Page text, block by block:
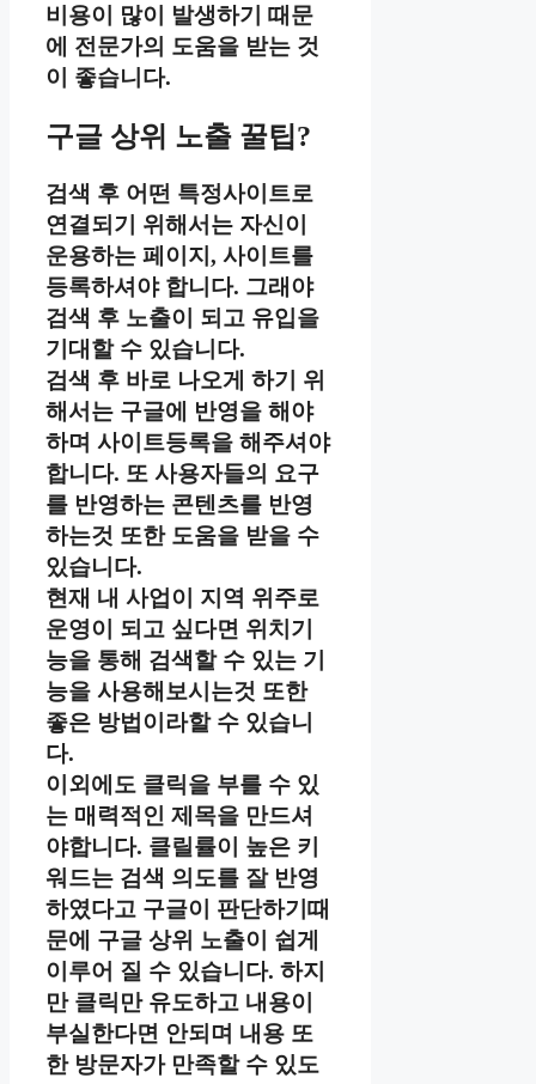
비용이 많이 발생하기 때문
에 전문가의 도움을 받는 것
이 좋습니다.
구글 상위 노출 꿀팁?
검색 후 어떤 특정사이트로
연결되기 위해서는 자신이
운용하는 페이지, 사이트를
등록하셔야 합니다. 그래야
검색 후 노출이 되고 유입을
기대할 수 있습니다.
검색 후 바로 나오게 하기 위
해서는 구글에 반영을 해야
하며 사이트등록을 해주셔야
합니다. 또 사용자들의 요구
를 반영하는 콘텐츠를 반영
하는것 또한 도움을 받을 수
있습니다.
현재 내 사업이 지역 위주로
운영이 되고 싶다면 위치기
능을 통해 검색할 수 있는 기
능을 사용해보시는것 또한
좋은 방법이라할 수 있습니
다.
이외에도 클릭을 부를 수 있
는 매력적인 제목을 만드셔
야합니다. 클릴률이 높은 키
워드는 검색 의도를 잘 반영
하였다고 구글이 판단하기때
문에 구글 상위 노출이 쉽게
이루어 질 수 있습니다. 하지
만 클릭만 유도하고 내용이
부실한다면 안되며 내용 또
한 방문자가 만족할 수 있도